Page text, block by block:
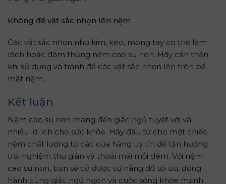
Không để vật sắc nhọn lên nệm
Các vật sắc nhọn như kim, kéo, móng tay có thể làm
rách hoặc đâm thủng nệm cao su non. Hãy cẩn thận
khi sử dụng và tránh để các vật sắc nhọn lên trên bề
mặt nệm.
Kết luận
Nệm cao su non mang đến giấc ngủ tuyệt vời và
nhiều lợi ích cho sức khỏe. Hãy đầu tư cho một chiếc
nệm chất lượng từ các cửa hàng uy tín để tận hưởng
trải nghiệm thư giãn và thoải mái mỗi đêm. Với nệm
cao su non, bạn sẽ có được sự nâng đỡ tối ưu, đồng
hành cùng giấc ngủ ngon và cuộc sống khỏe mạnh.